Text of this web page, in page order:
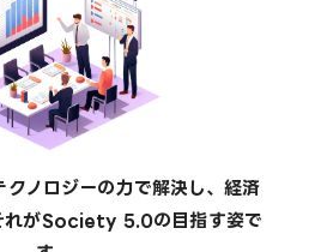
クノロジーの力で解決し、経済
れがSociety 5.0の目指す姿で